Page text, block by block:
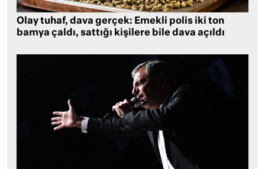
Olay tuhaf, dava gerçek: Emekli polis iki ton
bamya çaldı, sattığı kişilere bile dava açıldı